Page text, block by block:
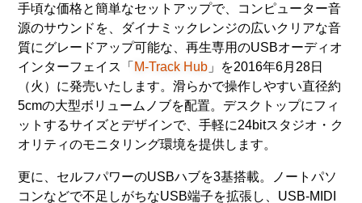
手頃な価格と簡単なセットアップで、コンピューター音
源のサウンドを、ダイナミックレンジの広いクリアな音
質にグレードアップ可能な、再生専用のUSBオーディオ
インターフェイス「 M-Track Hub 」を2016年6月28日
（火）に発売いたします。滑らかで操作しやすい直径約
5cmの大型ボリュームノブを配置。デスクトップにフィ
ットするサイズとデザインで、手軽に24bitスタジオ・ク
オリティのモニタリング環境を提供します。
更に、セルフパワーのUSBハブを3基搭載。ノートパソ
コンなどで不足しがちなUSB端子を拡張し、USB-MIDI